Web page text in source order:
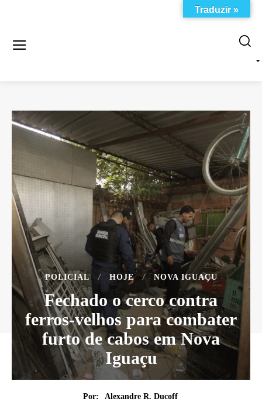
POLICIAL HOJE NOVA IGUAÇU
Fechado o cerco contra
ferros-velhos para combater
furto de cabos em Nova
Iguaçu
Por:
Alexandre R. Ducoff
Traduzir »